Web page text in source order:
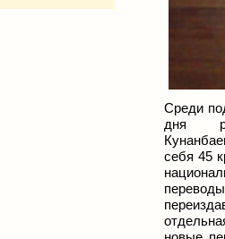
Среди
дня
себя 45